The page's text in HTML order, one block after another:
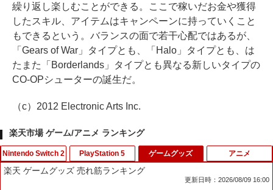
繰り返し楽しむことができる。ここで稼いだお金や獲得
したスキル、アイテムはキャンペーンに持っていくこと
もできるという。バランスの面で若干心配ではあるが、
「Gears of War」タイプとも、「Halo」タイプとも、は
たまた「Borderlands」タイプとも異なる新しいタイプの
CO-OPシューターの誕生だ。
（c）2012 Electronic Arts Inc.
楽天市場 ゲーム/アニメ ランキング
Nintendo Switch 2 PlayStation 5 ゲームグッズ
楽天 ゲームグッズ 売れ筋ランキング
更新日時：2026/08/09 16:00
アニメ